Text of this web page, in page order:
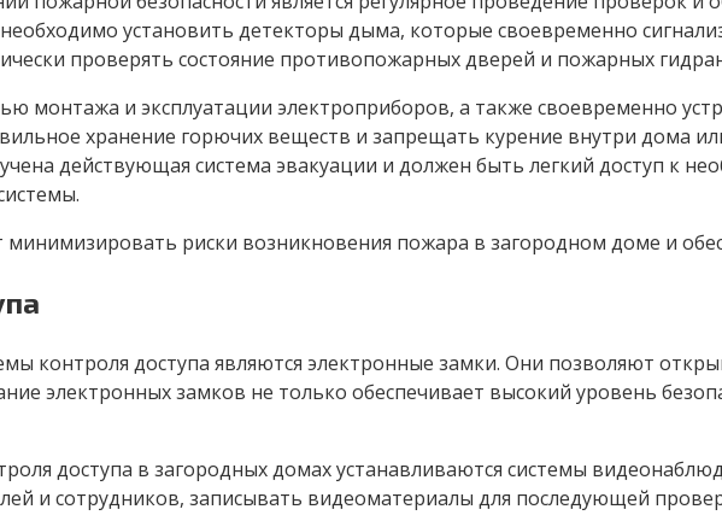
установить детекторы дыма, которые своевременно
проверять состояние противопожарных дверей и пожарных
монтажа и эксплуатации электроприборов, а также своевременно
хранение горючих веществ и запрещать курение внутри дома
действующая система эвакуации и должен быть легкий доступ к
риски возникновения пожара в загородном доме и
контроля доступа являются электронные замки. Они позволяют
электронных замков не только обеспечивает высокий уровень
доступа в загородных домах устанавливаются системы
и сотрудников, записывать видеоматериалы для последующей